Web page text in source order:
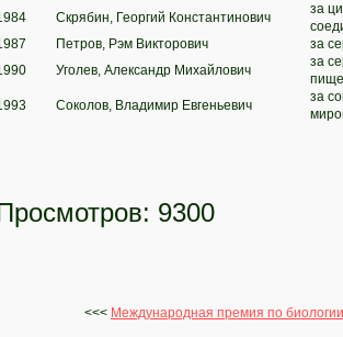
Скрябин, Георгий Константинович
за
Петров, Рэм Викторович
за
Уголев, Александр Михайлович
за
Соколов, Владимир Евгеньевич
за
9300
<<< Международная премия по биологии